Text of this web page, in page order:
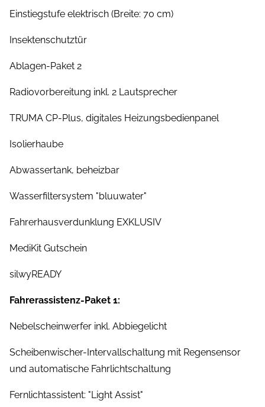
Einstiegstufe elektrisch (Breite: 70 cm)
Insektenschutztür
Ablagen-Paket 2
Radiovorbereitung inkl. 2 Lautsprecher
TRUMA CP-Plus, digitales Heizungsbedienpanel
Isolierhaube
Abwassertank, beheizbar
Wasserfiltersystem "bluuwater"
Fahrerhausverdunklung EXKLUSIV
MediKit Gutschein
silwyREADY
Fahrerassistenz-Paket 1:
Nebelscheinwerfer inkl. Abbiegelicht
Scheibenwischer-Intervallschaltung mit Regensensor
und automatische Fahrlichtschaltung
Fernlichtassistent: "Light Assist"